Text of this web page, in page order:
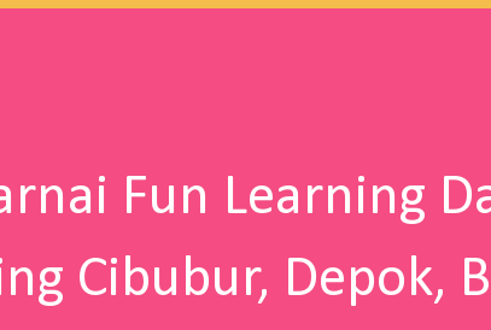
Fun Learning
Cibubur, Depok,